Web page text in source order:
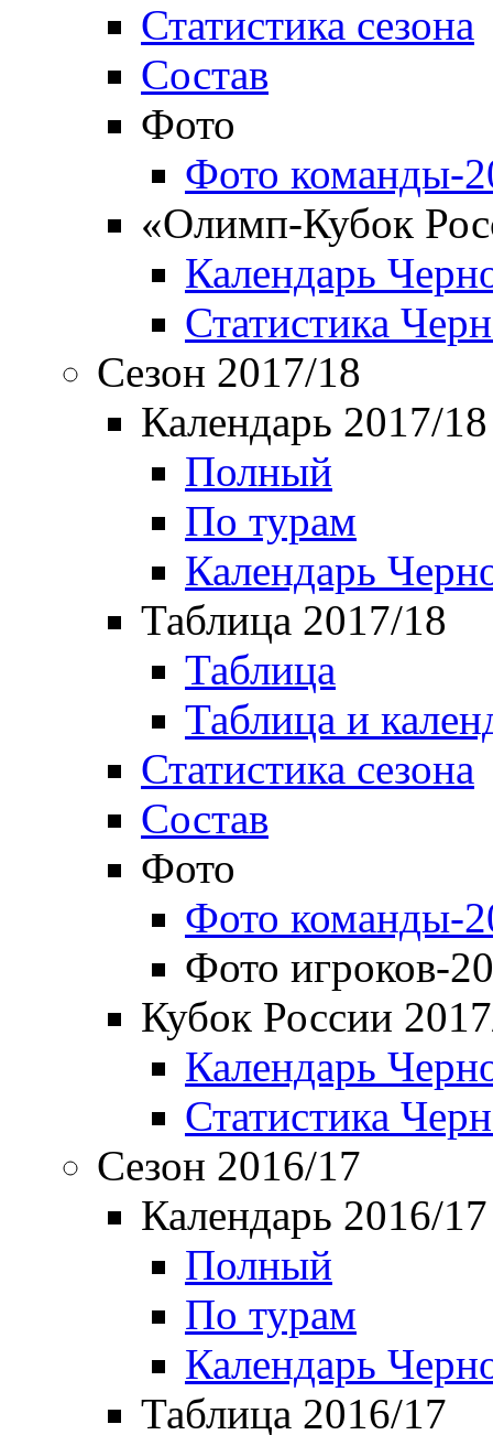
Статистика сезона
Состав
Фото
Фото команды-
«Олимп-Кубок
Календарь
Статистика
Сезон 2017/18
Календарь 2017/18
Полный
По турам
Календарь
Таблица 2017/18
Таблица
Таблица и
Статистика сезона
Состав
Фото
Фото команды-
Фото игроков-
Кубок России
Календарь
Статистика
Сезон 2016/17
Календарь 2016/17
Полный
По турам
Календарь
Таблица 2016/17